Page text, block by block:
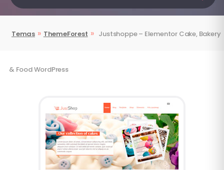
Temas » ThemeForest » Justshoppe – Elementor Cake, Bakery
& Food WordPress